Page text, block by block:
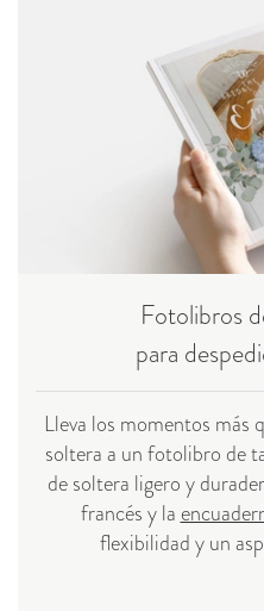
Fotolibros
para
Lleva los momentos más
soltera a un fotolibro de
de soltera ligero y
francés y la
flexibilidad y un